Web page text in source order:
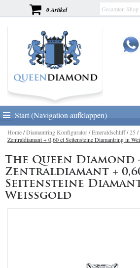
0 Artikel
Start (Navigation aufklappen)
Home/Diamantring Konfigurator/Emeraldschliff/25 /
Zentraldiamant + 0,60 ct Seitensteine Diamantring in
The Queen Diamond
Zentraldiamant +
Seitensteine
Weissgold